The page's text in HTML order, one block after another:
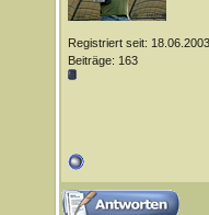
Registriert seit: 18.06.2003
Beiträge: 163